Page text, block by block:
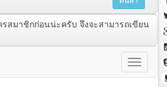
สมาชิกก่อนน่ะครับ จึงจะสามารถเขียน